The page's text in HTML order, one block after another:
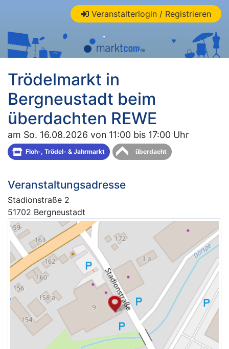
Veranstalterlogin / Registrieren
Trödelmarkt in
Bergneustadt beim
überdachten REWE
am So. 16.08.2026 von 11:00 bis 17:00 Uhr
Floh-, Trödel- & Jahrmarkt überdacht
Veranstaltungsadresse
Stadionstraße 2
51702 Bergneustadt